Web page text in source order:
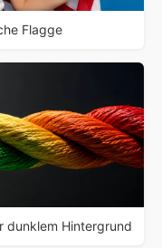
Flagge
dunklem Hintergrund